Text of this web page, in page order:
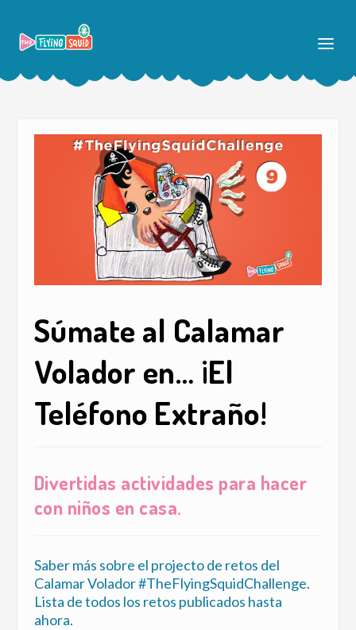
Súmate al Calamar
Volador en… ¡El
Teléfono Extraño!
Divertidas actividades para hacer
con niños en casa.
Saber más sobre el projecto de retos del
Calamar Volador #TheFlyingSquidChallenge.
Lista de todos los retos publicados hasta
ahora.